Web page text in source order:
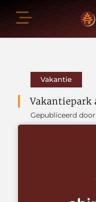
Vakantie
Vakantiepark
Gepubliceerd